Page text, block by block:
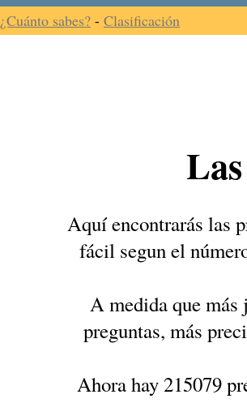
¿Cuánto sabes? - Clasificación
Aquí encontrarás las
fácil segun el
A medida que más
preguntas, más
Ahora hay 215079